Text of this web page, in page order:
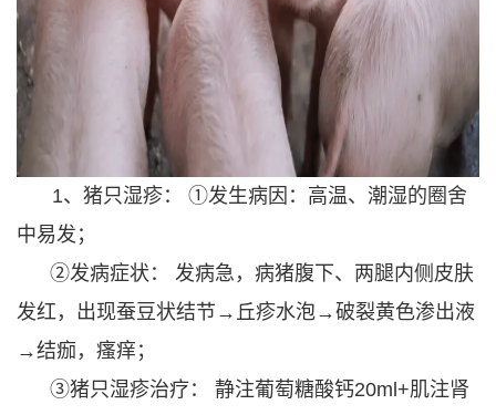
1、猪只湿疹： ①发生病因：高温、潮湿的圈舍
中易发；
②发病症状： 发病急，病猪腹下、两腿内侧皮肤
发红，出现蚕豆状结节→丘疹水泡→破裂黄色渗出液
→结痂，瘙痒；
③猪只湿疹治疗： 静注葡萄糖酸钙20ml+肌注肾